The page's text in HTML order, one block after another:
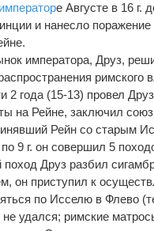
императоре Августе в 16 г.
и нанесло
е.
императора, Друз, ре
римского
2 года (15-13) провел
на Рейне, заключил
Рейн со старым
9 г. он совершил 5
поход Друз разбил
м, он приступил к
по Исселю в Флево
не удался; римские